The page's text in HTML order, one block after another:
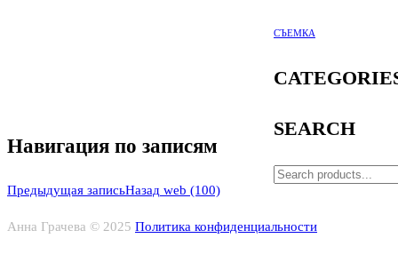
Навигация по записям
Предыдущая записьНазад web (100)
СЪЕМКА
SEARCH
Анна Грачева © 2025 Политика конфиденциальности